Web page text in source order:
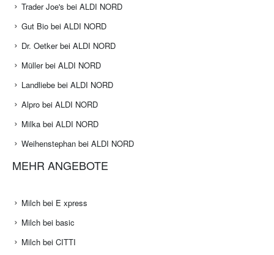
Trader Joe's bei ALDI NORD
Gut Bio bei ALDI NORD
Dr. Oetker bei ALDI NORD
Müller bei ALDI NORD
Landliebe bei ALDI NORD
Alpro bei ALDI NORD
Milka bei ALDI NORD
Weihenstephan bei ALDI NORD
MEHR ANGEBOTE
Milch bei E xpress
Milch bei basic
Milch bei CITTI